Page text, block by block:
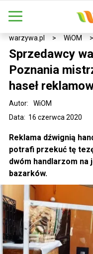
warzywa.pl > WiOM >
Sprzedawcy
Poznania
haseł
Data: 16 czerwca 2020
Autor: WiOM
Reklama dźwignią
potrafi przekuć tę
dwóm handlarzom na
bazarków.